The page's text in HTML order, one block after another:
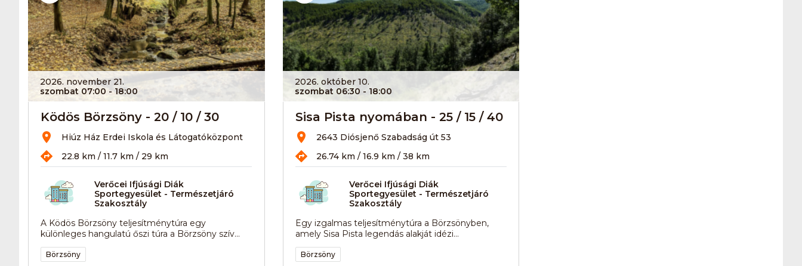
2026. november 21.
szombat 07:00 - 18:00
Ködös Börzsöny - 20 / 10 / 30
Hiúz Ház Erdei Iskola és Látogatóközpont
22.8 km / 11.7 km / 29 km
Verőcei Ifjúsági Diák
Sportegyesület - Természetjáró
Szakosztály
A Ködös Börzsöny teljesítménytúra egy
különleges hangulatú őszi túra a Börzsöny szív...
Börzsöny
2026. október 10.
szombat 06:30 - 18:00
Sisa Pista nyomában - 25 / 15 / 40
2643 Diósjenő Szabadság út 53
26.74 km / 16.9 km / 38 km
Verőcei Ifjúsági Diák
Sportegyesület - Természetjáró
Szakosztály
Egy izgalmas teljesítménytúra a Börzsönyben,
amely Sisa Pista legendás alakját idézi...
Börzsöny